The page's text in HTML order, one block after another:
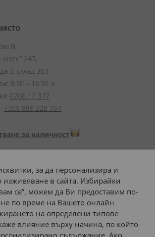
В,
шосе” 247,
3, склад 303
8:30 – 16:30 ч.
0700 17 377
+359 889 220 764
за наличност
Начини на плащане:
Доставка до адрес с:
за да персонализира и
в сайта. Избирайки
се”, можем да Ви предоставим по-
по време на Вашето онлайн
на определени типове
влияние върху начина, по който
съдържание. Ако